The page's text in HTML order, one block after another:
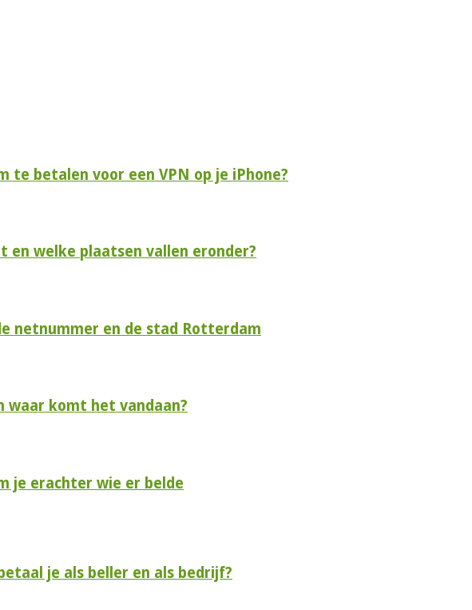
te betalen voor een VPN op je iPhone?
en welke plaatsen vallen eronder?
netnummer en de stad Rotterdam
waar komt het vandaan?
je erachter wie er belde
je als beller en als bedrijf?